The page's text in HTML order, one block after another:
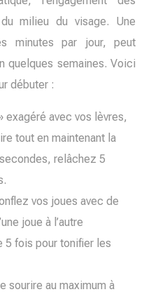
milieu du visage. Une
minutes par jour, peut
quelques semaines. Voici
débuter :
exagéré avec vos lèvres,
tout en maintenant la
relâchez 5
vos joues avec de
joue à l’autre
5 fois pour tonifier les
sourire au maximum à